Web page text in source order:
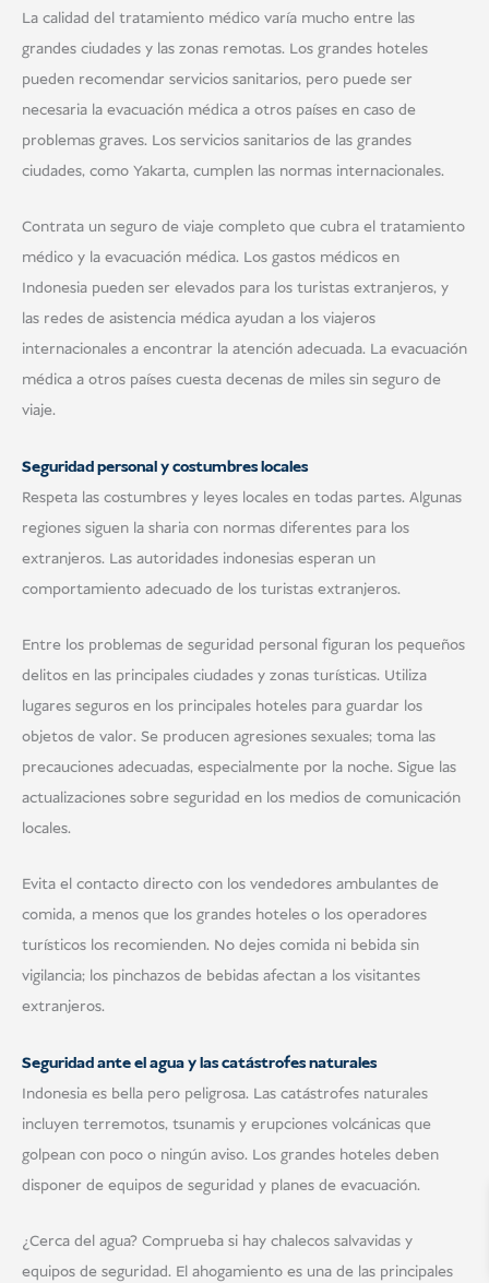
La calidad del tratamiento médico varía mucho entre las
grandes ciudades y las zonas remotas. Los grandes hoteles
pueden recomendar servicios sanitarios, pero puede ser
necesaria la evacuación médica a otros países en caso de
problemas graves. Los servicios sanitarios de las grandes
ciudades, como Yakarta, cumplen las normas internacionales.
Contrata un seguro de viaje completo que cubra el tratamiento
médico y la evacuación médica. Los gastos médicos en
Indonesia pueden ser elevados para los turistas extranjeros, y
las redes de asistencia médica ayudan a los viajeros
internacionales a encontrar la atención adecuada. La evacuación
médica a otros países cuesta decenas de miles sin seguro de
viaje.
Seguridad personal y costumbres locales
Respeta las costumbres y leyes locales en todas partes. Algunas
regiones siguen la sharia con normas diferentes para los
extranjeros. Las autoridades indonesias esperan un
comportamiento adecuado de los turistas extranjeros.
Entre los problemas de seguridad personal figuran los pequeños
delitos en las principales ciudades y zonas turísticas. Utiliza
lugares seguros en los principales hoteles para guardar los
objetos de valor. Se producen agresiones sexuales; toma las
precauciones adecuadas, especialmente por la noche. Sigue las
actualizaciones sobre seguridad en los medios de comunicación
locales.
Evita el contacto directo con los vendedores ambulantes de
comida, a menos que los grandes hoteles o los operadores
turísticos los recomienden. No dejes comida ni bebida sin
vigilancia; los pinchazos de bebidas afectan a los visitantes
extranjeros.
Seguridad ante el agua y las catástrofes naturales
Indonesia es bella pero peligrosa. Las catástrofes naturales
incluyen terremotos, tsunamis y erupciones volcánicas que
golpean con poco o ningún aviso. Los grandes hoteles deben
disponer de equipos de seguridad y planes de evacuación.
¿Cerca del agua? Comprueba si hay chalecos salvavidas y
equipos de seguridad. El ahogamiento es una de las principales